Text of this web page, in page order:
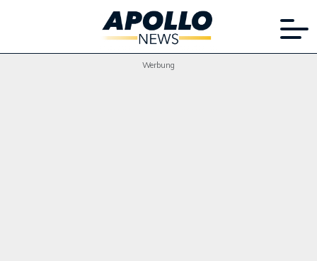
Werbung